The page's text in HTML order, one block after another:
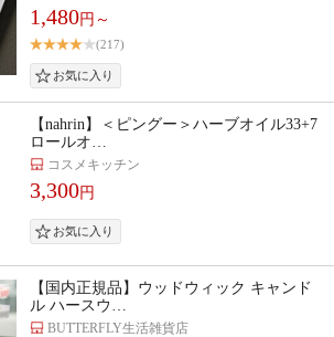
1,480円～
(217)
【nahrin】＜ピングー＞ハーブオイル33+7
ロールオ…
コスメキッチン
3,300円
【国内正規品】ウッドウィック キャンド
ル ハースウ…
BUTTERFLY生活雑貨店